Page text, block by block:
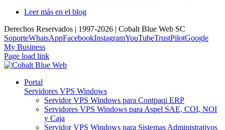
Leer más en el blog
Derechos Reservados | 1997-2026 | Cobalt Blue Web SC
SoporteWhatsAppFacebookInstagramYouTubeTrustPilotGoogle
My Business
Page load link
Portal
Servidores VPS Windows
Servidor VPS Windows para Contpaqi ERP
Servidores VPS Windows para Aspel SAE, COI, NOI
y Caja
Servidor VPS Windows para Sistemas Administrativos